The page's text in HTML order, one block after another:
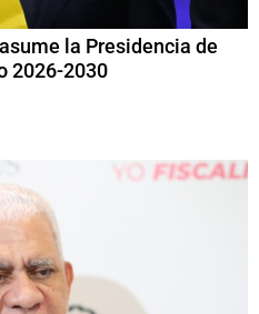
la Presidencia de
2026-2030